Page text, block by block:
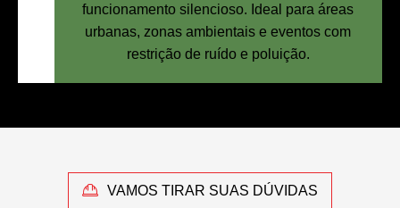
funcionamento silencioso. Ideal para áreas
urbanas, zonas ambientais e eventos com
restrição de ruído e poluição.
VAMOS TIRAR SUAS DÚVIDAS